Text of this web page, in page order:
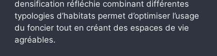
densification réfléchie combinant différentes
typologies d’habitats permet d’optimiser l’usage
du foncier tout en créant des espaces de vie
agréables.